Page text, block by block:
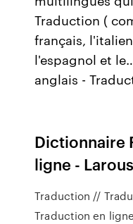
Traduction (
français,
l'espagnol et
anglais -
Dictionnaire
ligne -
Traduction //
Traduction en